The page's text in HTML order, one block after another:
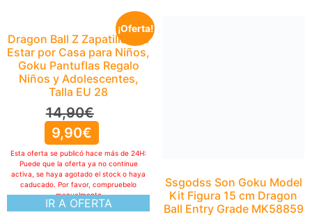
¡Oferta!
Dragon Ball Z Zapatillas de
Estar por Casa para Niños,
Goku Pantuflas Regalo
Niños y Adolescentes,
Talla EU 28
14,90€
9,90€
IR A OFERTA
Esta oferta se publicó hace más de 24H:
Puede que la oferta ya no continue
activa, se haya agotado el stock o haya
caducado. Por favor, compruebelo
manualmente
Ssgodss Son Goku Model
Kit Figura 15 cm Dragon
Ball Entry Grade MK58859